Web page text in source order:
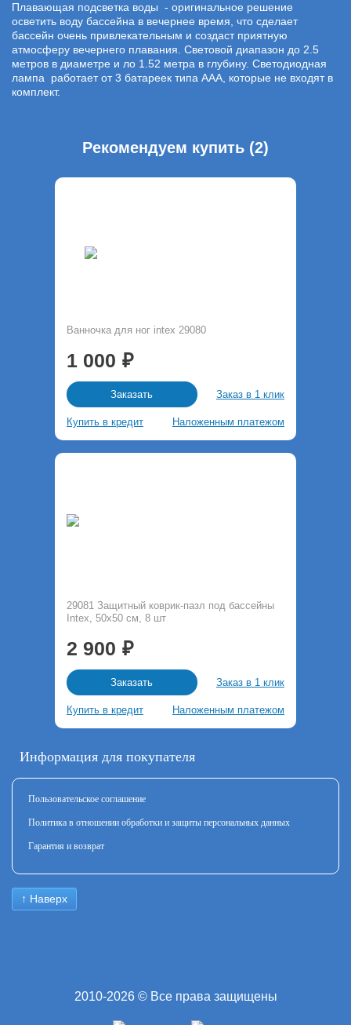
Информация для покупателя
Пользовательское соглашение
Политика в отношении обработки и защиты персональных данных
Гарантия и возврат
↑ Наверх
Плавающая подсветка воды - оригинальное решение
осветить воду бассейна в вечернее время, что сделает
бассейн очень привлекательным и создаст приятную
атмосферу вечернего плавания. Световой диапазон до 2.5
метров в диаметре и ло 1.52 метра в глубину. Светодиодная
лампа работает от 3 батареек типа ААА, которые не входят в
комплект.
Рекомендуем купить (2)
Ванночка для ног intex 29080
1 000
Заказать Заказ в 1 клик
Купить в кредит Наложенным платежом
29081 Защитный коврик-пазл под бассейны
Intex, 50х50 см, 8 шт
2 900
Заказать Заказ в 1 клик
Купить в кредит Наложенным платежом
2010-2026 © Все права защищены